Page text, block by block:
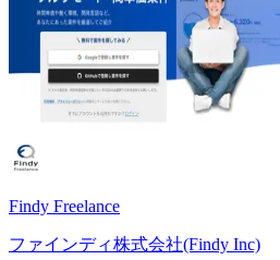
Findy Freelance
ファインディ株式会社(Findy Inc)